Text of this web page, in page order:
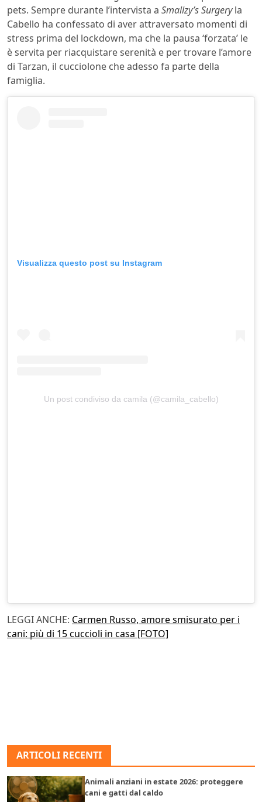
pets. Sempre durante l’intervista a Smallzy’s Surgeryla
Cabello ha confessato di aver attraversato momenti di
stress prima del lockdown, ma che la pausa ‘forzata’ le
è servita per riacquistare serenità e per trovare l’amore
di Tarzan, il cucciolone che adesso fa parte della
famiglia.
Visualizza questo post su Instagram
Un post condiviso da camila (@camila_cabello)
LEGGI ANCHE: Carmen Russo, amore smisurato per i
cani: più di 15 cuccioli in casa [FOTO]
ARTICOLI RECENTI
Animali anziani in estate 2026: proteggere
cani e gatti dal caldo